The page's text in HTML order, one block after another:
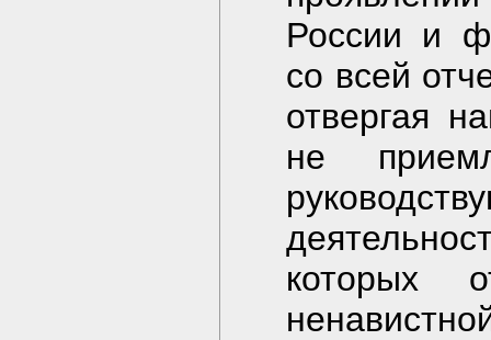
России и
со всей
отвергая
не
которых